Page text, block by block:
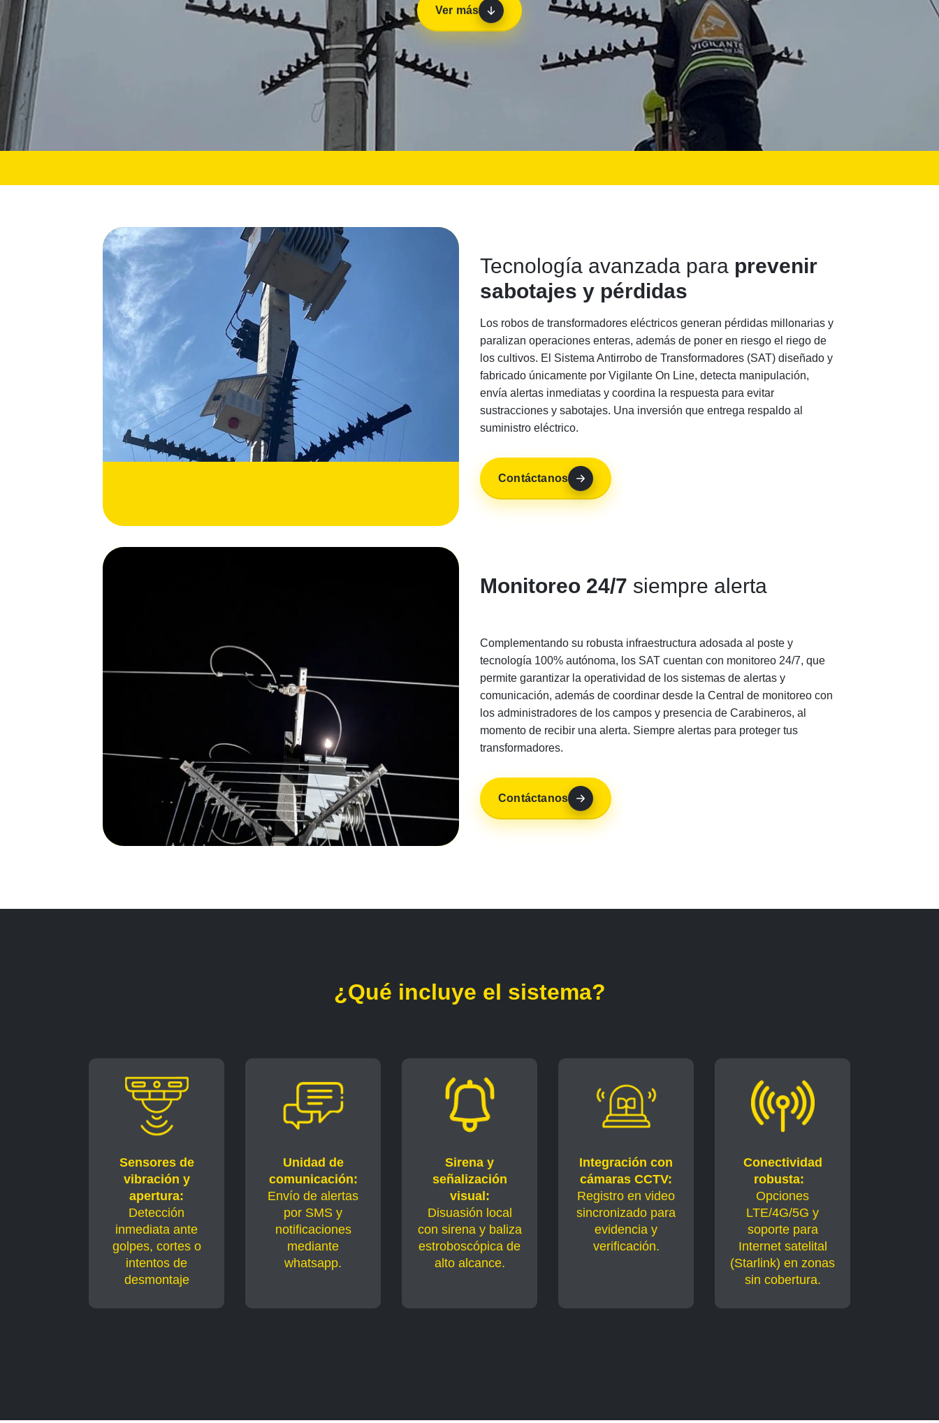
Ver más
Tecnología avanzada para prevenir
sabotajes y pérdidas
Los robos de transformadores eléctricos generan pérdidas millonarias y
paralizan operaciones enteras, además de poner en riesgo el riego de
los cultivos. El Sistema Antirrobo de Transformadores (SAT) diseñado y
fabricado únicamente por Vigilante On Line, detecta manipulación,
envía alertas inmediatas y coordina la respuesta para evitar
sustracciones y sabotajes. Una inversión que entrega respaldo al
suministro eléctrico.
Contáctanos
Monitoreo 24/7 siempre alerta
Complementando su robusta infraestructura adosada al poste y
tecnología 100% autónoma, los SAT cuentan con monitoreo 24/7, que
permite garantizar la operatividad de los sistemas de alertas y
comunicación, además de coordinar desde la Central de monitoreo con
los administradores de los campos y presencia de Carabineros, al
momento de recibir una alerta. Siempre alertas para proteger tus
transformadores.
Contáctanos
¿Qué incluye el sistema?
Sensores de
vibración y
apertura:
Detección
inmediata ante
golpes, cortes o
intentos de
desmontaje
Unidad de
comunicación:
Envío de alertas
por SMS y
notificaciones
mediante
whatsapp.
Sirena y
señalización
visual:
Disuasión local
con sirena y baliza
estroboscópica de
alto alcance.
Integración con
cámaras CCTV:
Registro en video
sincronizado para
evidencia y
verificación.
Conectividad
robusta:
Opciones
LTE/4G/5G y
soporte para
Internet satelital
(Starlink) en zonas
sin cobertura.